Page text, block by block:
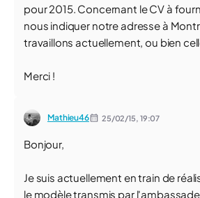
pour 2015. Concernant le CV à
nous indiquer notre adresse à
travaillons actuellement, ou bien
Merci !
Mathieu46 25/02/15, 19:07
Bonjour,
Je suis actuellement en train de
le modèle transmis par